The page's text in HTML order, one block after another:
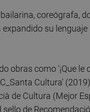
coreógrafa,
su
obras como '¡Que le
Cultura'
de Cultura (Mejor
de